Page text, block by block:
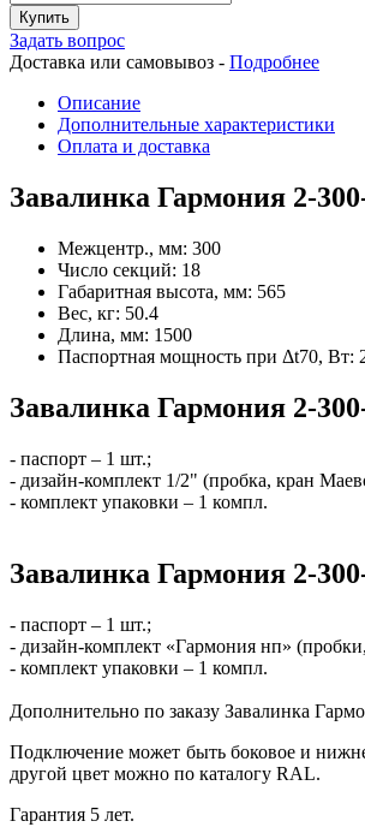
Купить
Задать вопрос
Доставка или самовывоз - Подробнее
Описание
Дополнительные характеристики
Оплата и доставка
Завалинка Гармония 2-
Межцентр., мм: 300
Число секций: 18
Габаритная высота, мм: 565
Вес, кг: 50.4
Длина, мм: 1500
Паспортная мощность при Δt70, Вт:
Завалинка Гармония 2-
- паспорт – 1 шт.;
- дизайн-комплект 1/2" (пробка, кран
- комплект упаковки – 1 компл.
Завалинка Гармония 2-
- паспорт – 1 шт.;
- дизайн-комплект «Гармония нп»
- комплект упаковки – 1 компл.
Дополнительно по заказу Завалинка
Подключение может быть боковое и
другой цвет можно по каталогу RAL.
Гарантия 5 лет.